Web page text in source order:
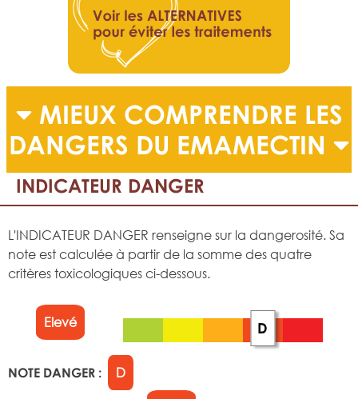
MIEUX COMPRENDRE LES
DANGERS DU EMAMECTIN
INDICATEUR DANGER
L'INDICATEUR DANGER renseigne sur la dangerosité. Sa
note est calculée à partir de la somme des quatre
critères toxicologiques ci-dessous.
Elevé D
NOTE DANGER : D